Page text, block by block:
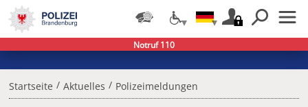
Startseite / Aktuelles / Polizeimeldungen
Notruf 110